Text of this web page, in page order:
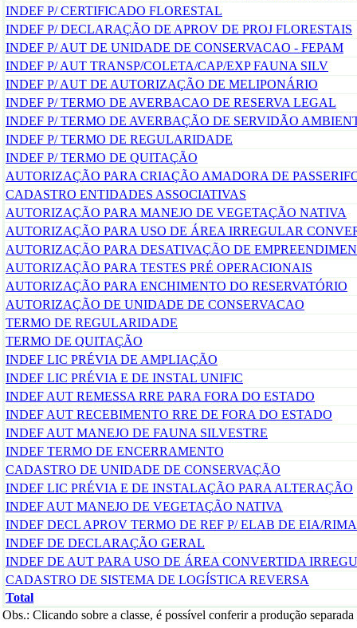
INDEF P/ CERTIFICADO FLORESTAL
INDEF P/ DECLARAÇÃO DE APROV DE PROJ FLORESTAIS
INDEF P/ AUT DE UNIDADE DE CONSERVACAO - FEPAM
INDEF P/ AUT TRANSP/COLETA/CAP/EXP FAUNA SILV
INDEF P/ AUT DE AUTORIZAÇÃO DE MELIPONÁRIO
INDEF P/ TERMO DE AVERBACAO DE RESERVA LEGAL
INDEF P/ TERMO DE AVERBAÇÃO DE SERVIDÃO
INDEF P/ TERMO DE REGULARIDADE
INDEF P/ TERMO DE QUITAÇÃO
AUTORIZAÇÃO PARA CRIAÇÃO AMADORA DE
CADASTRO ENTIDADES ASSOCIATIVAS
AUTORIZAÇÃO PARA MANEJO DE VEGETAÇÃO NATIVA
AUTORIZAÇÃO PARA USO DE ÁREA IRREGULAR
AUTORIZAÇÃO PARA DESATIVAÇÃO DE
AUTORIZAÇÃO PARA TESTES PRÉ OPERACIONAIS
AUTORIZAÇÃO PARA ENCHIMENTO DO RESERVATÓRIO
AUTORIZAÇÃO DE UNIDADE DE CONSERVACAO
TERMO DE REGULARIDADE
TERMO DE QUITAÇÃO
INDEF LIC PRÉVIA DE AMPLIAÇÃO
INDEF LIC PRÉVIA E DE INSTAL UNIFIC
INDEF AUT REMESSA RRE PARA FORA DO ESTADO
INDEF AUT RECEBIMENTO RRE DE FORA DO ESTADO
INDEF AUT MANEJO DE FAUNA SILVESTRE
INDEF TERMO DE ENCERRAMENTO
CADASTRO DE UNIDADE DE CONSERVAÇÃO
INDEF LIC PRÉVIA E DE INSTALAÇÃO PARA ALTERAÇÃO
INDEF AUT MANEJO DE VEGETAÇÃO NATIVA
INDEF DECL APROV TERMO DE REF P/ ELAB DE EIA/RIMA
INDEF DE DECLARAÇÃO GERAL
INDEF DE AUT PARA USO DE ÁREA CONVERTIDA
CADASTRO DE SISTEMA DE LOGÍSTICA REVERSA
Total
Obs.: Clicando sobre a classe, é possível conferir a produção